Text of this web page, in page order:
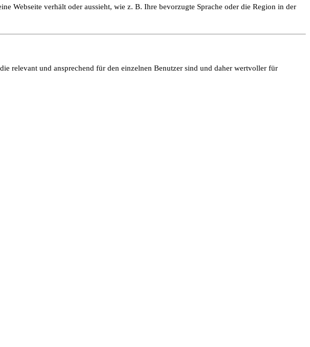
Webseite verhält oder aussieht, wie z. B. Ihre bevorzugte Sprache oder die Region in der
relevant und ansprechend für den einzelnen Benutzer sind und daher wertvoller für